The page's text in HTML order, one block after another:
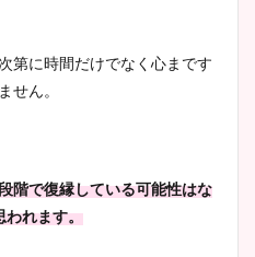
第に時間だけでなく心まです
せん。
階で復縁している可能性はな
われます。